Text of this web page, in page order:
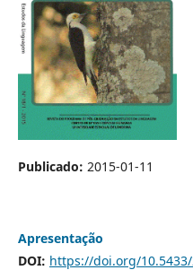
Publicado: 2015-01-11
Apresentação
DOI: https://doi.org/